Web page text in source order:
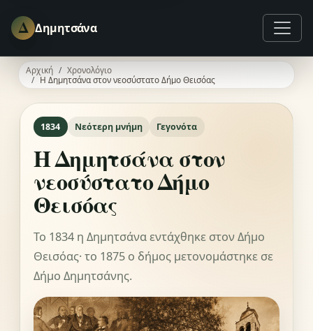
Δ Δημητσάνα
Αρχική
Χρονολόγιο
Η Δημητσάνα στον νεοσύστατο Δήμο Θεισόας
1834 Νεότερη μνήμη Γεγονότα
Η Δημητσάνα στον
νεοσύστατο Δήμο
Θεισόας
Το 1834 η Δημητσάνα εντάχθηκε στον Δήμο
Θεισόας· το 1875 ο δήμος μετονομάστηκε σε
Δήμο Δημητσάνης.